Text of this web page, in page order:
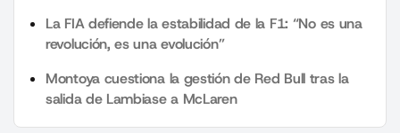
La FIA defiende la estabilidad de la F1: “No es una
revolución, es una evolución”
Montoya cuestiona la gestión de Red Bull tras la
salida de Lambiase a McLaren